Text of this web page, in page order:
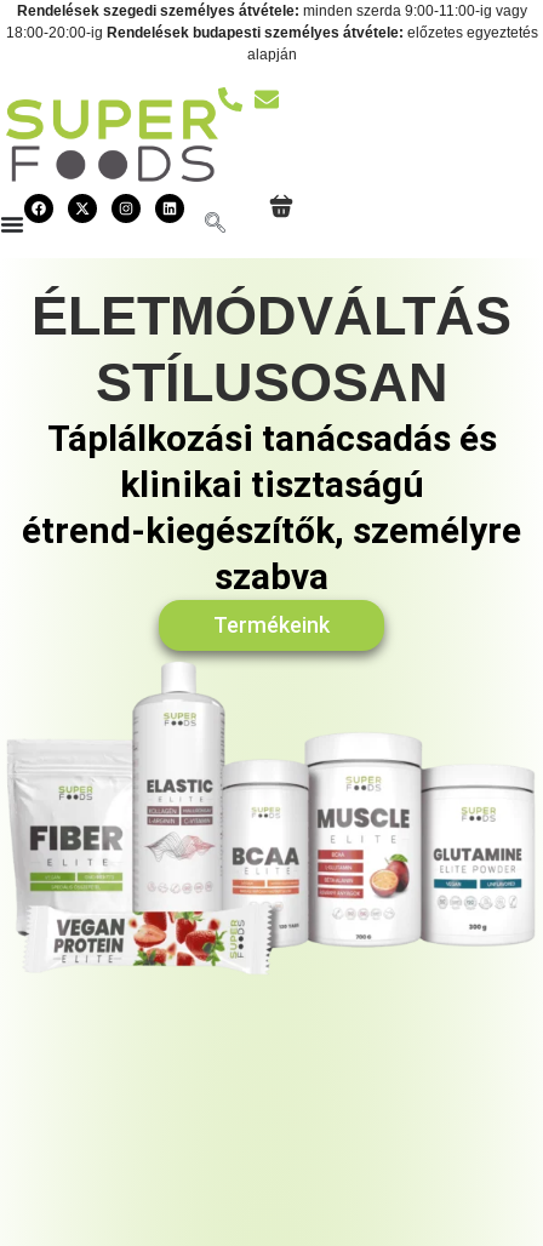
Rendelések szegedi személyes átvétele: minden szerda 9:00-11:00-ig vagy
18:00-20:00-ig Rendelések budapesti személyes átvétele: előzetes egyeztetés
alapján
ÉLETMÓDVÁLTÁS
STÍLUSOSAN
Táplálkozási tanácsadás és
klinikai tisztaságú
étrend-kiegészítők, személyre
szabva
Termékeink